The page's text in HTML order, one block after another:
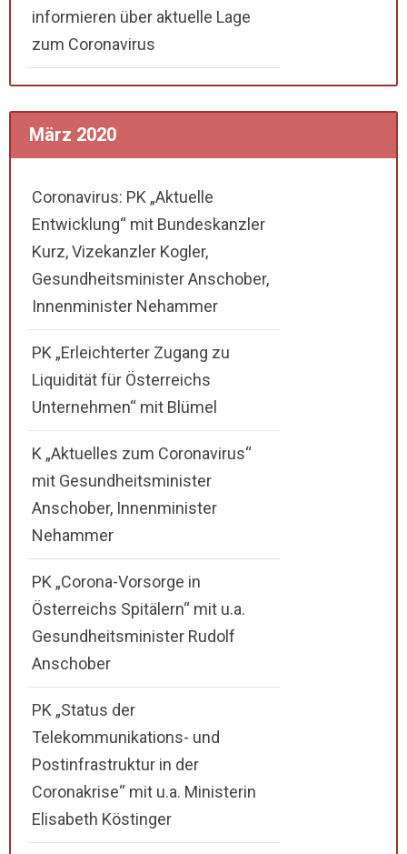
informieren über aktuelle Lage
zum Coronavirus
März 2020
Coronavirus: PK „Aktuelle
Entwicklung“ mit Bundeskanzler
Kurz, Vizekanzler Kogler,
Gesundheitsminister Anschober,
Innenminister Nehammer
PK „Erleichterter Zugang zu
Liquidität für Österreichs
Unternehmen“ mit Blümel
K „Aktuelles zum Coronavirus“
mit Gesundheitsminister
Anschober, Innenminister
Nehammer
PK „Corona-Vorsorge in
Österreichs Spitälern“ mit u.a.
Gesundheitsminister Rudolf
Anschober
PK „Status der
Telekommunikations- und
Postinfrastruktur in der
Coronakrise“ mit u.a. Ministerin
Elisabeth Köstinger